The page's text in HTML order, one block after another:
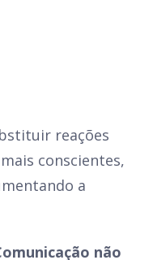
reações
conscientes,
a
não